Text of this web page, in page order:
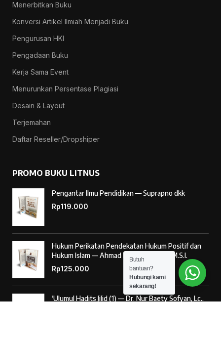
Menerbitkan Buku
Konversi Artikel Ilmiah Menjadi Buku
Pengurusan HKI
Pengadaan Buku
Kerja Sama Event
Menurunkan Persentase Plagiasi
Desain & Layout
Terjemahan
Daftar Reseller/Dropshiper
PROMO BUKU LITNUS
Pengantar Ilmu Pendidikan — Suprapno dkk
Rp119.000
Hukum Perikatan Pendekatan Hukum Positif dan
Hukum Islam — Ahmad Musadad, S.H.I., M.S.I.
Rp125.000
‘Ulumul Hadits Jilid (1) — Dr. Nur Baety Sofyan, Lc.,
Butuh
bantuan?
Hubungi kami
sekarang!